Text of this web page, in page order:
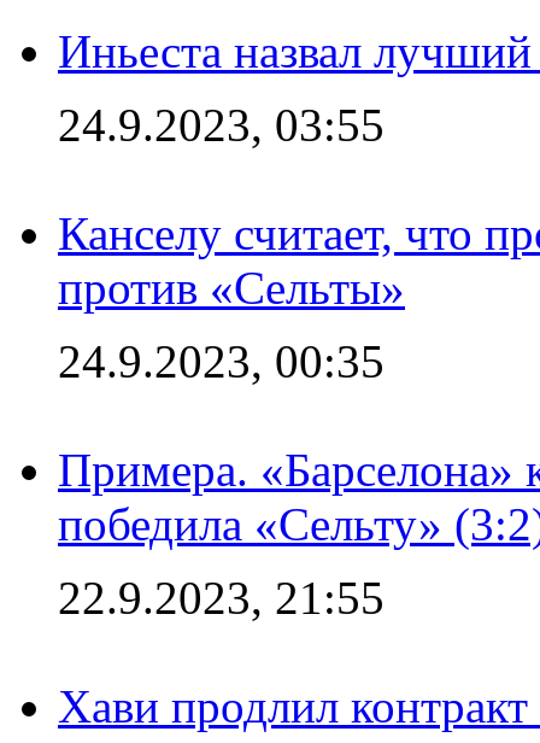
Иньеста назвал
24.9.2023, 03:55
Канселу считает, что
против «Сельты»
24.9.2023, 00:35
Примера. «Барселона»
победила «Сельту»
22.9.2023, 21:55
Хави продлил